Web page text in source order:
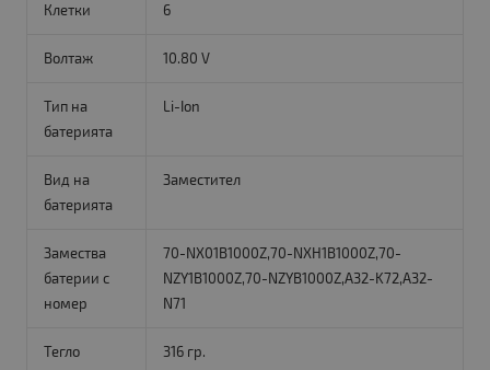
Клетки 6
Волтаж 10.80 V
Тип на
батерията
Li-Ion
Вид на
батерията
Заместител
Замества
батерии с
номер
70-NX01B1000Z,70-NXH1B1000Z,70-
NZY1B1000Z,70-NZYB1000Z,A32-K72,A32-
N71
Тегло 316 гр.